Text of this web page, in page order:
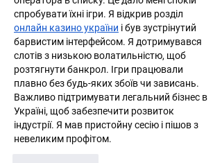
онлайн казино україни і був зустрінутий
барвистим інтерфейсом. Я дотримувався
слотів з низькою волатильністю, щоб
розтягнути банкрол. Ігри працювали
плавно без будь-яких збоїв чи зависань.
Важливо підтримувати легальний бізнес в
Україні, щоб забезпечити розвиток
індустрії. Я мав пристойну сесію і пішов з
невеликим профітом.